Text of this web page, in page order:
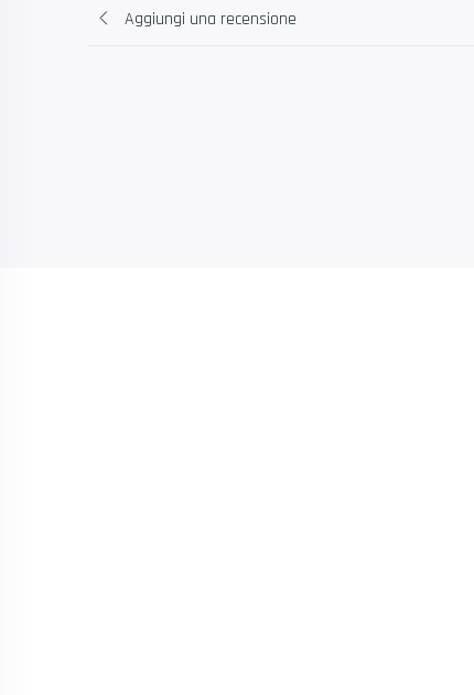
Aggiungi una recensione